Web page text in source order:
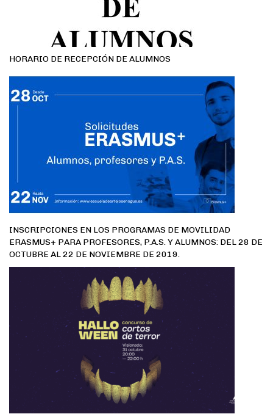
HORARIO DE RECEPCIÓN DE ALUMNOS
INSCRIPCIONES EN LOS PROGRAMAS DE MOVILIDAD
ERASMUS+ PARA PROFESORES, P.A.S. Y ALUMNOS: DEL 28 DE
OCTUBRE AL 22 DE NOVIEMBRE DE 2019.